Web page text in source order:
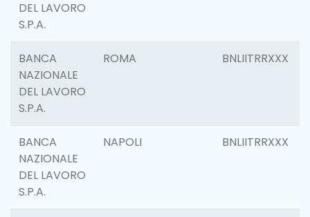
DEL LAVORO
S.P.A.
BANCA
NAZIONALE
DEL LAVORO
S.P.A.
ROMA BNLIITRRXXX
BANCA
NAZIONALE
DEL LAVORO
S.P.A.
NAPOLI BNLIITRRXXX